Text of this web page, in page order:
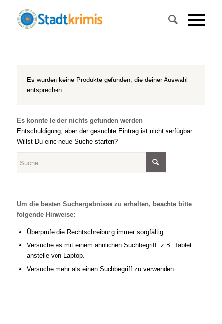
Es wurden keine Produkte gefunden, die deiner Auswahl
entsprechen.
Es konnte leider nichts gefunden werden
Entschuldigung, aber der gesuchte Eintrag ist nicht verfügbar.
Willst Du eine neue Suche starten?
Um die besten Suchergebnisse zu erhalten, beachte bitte
folgende Hinweise:
Überprüfe die Rechtschreibung immer sorgfältig.
Versuche es mit einem ähnlichen Suchbegriff: z.B. Tablet
anstelle von Laptop.
Versuche mehr als einen Suchbegriff zu verwenden.